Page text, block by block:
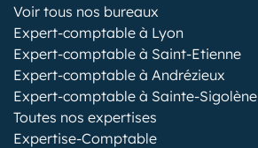
Voir tous nos bureaux
Expert-comptable à Lyon
Expert-comptable à Saint-Etienne
Expert-comptable à Andrézieux
Expert-comptable à Sainte-Sigolène
Toutes nos expertises
Expertise-Comptable